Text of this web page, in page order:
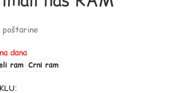
dana
ram Crni ram